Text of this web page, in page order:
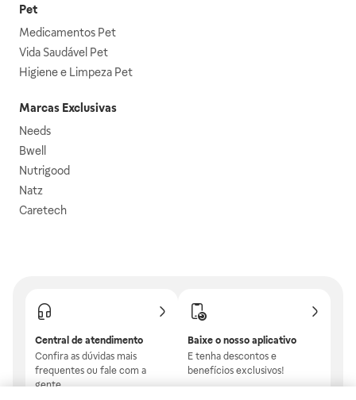
Pet
Medicamentos Pet
Vida Saudável Pet
Higiene e Limpeza Pet
Marcas Exclusivas
Needs
Bwell
Nutrigood
Natz
Caretech
Central de atendimento
Confira as dúvidas mais
frequentes ou fale com a
gente.
Baixe o nosso aplicativo
E tenha descontos e
benefícios exclusivos!